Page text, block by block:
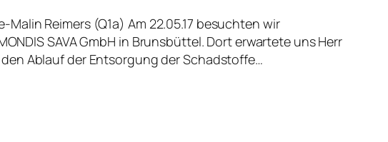
Malin Reimers (Q1a) Am 22.05.17 besuchten wir
SAVA GmbH in Brunsbüttel. Dort erwartete uns Herr
Ablauf der Entsorgung der Schadstoffe…